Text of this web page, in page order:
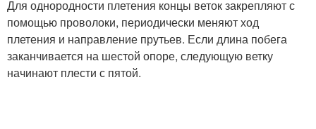
Для однородности плетения концы веток закрепляют с
помощью проволоки, периодически меняют ход
плетения и направление прутьев. Если длина побега
заканчивается на шестой опоре, следующую ветку
начинают плести с пятой.